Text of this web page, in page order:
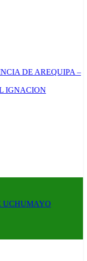
DE AREQUIPA –
IGNACION
UCHUMAYO